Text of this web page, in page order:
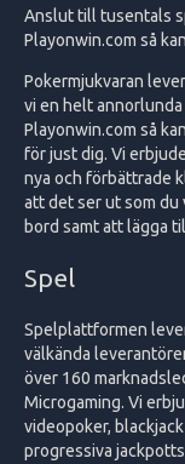
Anslut till tusentals
Playonwin.com så
Pokermjukvaran
vi en helt
Playonwin.com så
för just dig. Vi
nya och förbättrade
att det ser ut som du
bord samt att lägga
Spel
Spelplattformen
välkända
över 160
Microgaming. Vi
videopoker,
progressiva